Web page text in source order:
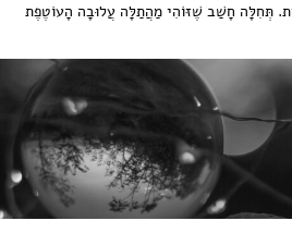
תְּחִלָּה חָשַׁב שֶׁזּוֹהִי מַהֲתַלָּה עֲלוּבָה הָעוֹטֶפֶת